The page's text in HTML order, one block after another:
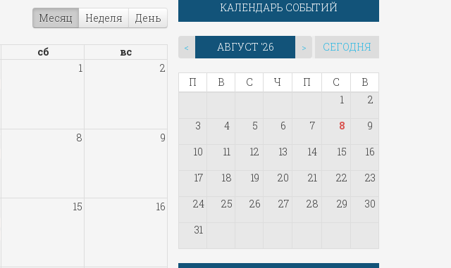
Месяц Неделя День
сб
вс
1 2
8 9
15 16
КАЛЕНДАРЬ СОБЫТИЙ
< АВГУСТ '26 > СЕГОДНЯ
П В С Ч П С
В
1
2
3
4 5 6 7 8
9
10
11 12 13 14 15
16
17
18 19 20 21 22
23
24
25 26 27 28 29
30
31